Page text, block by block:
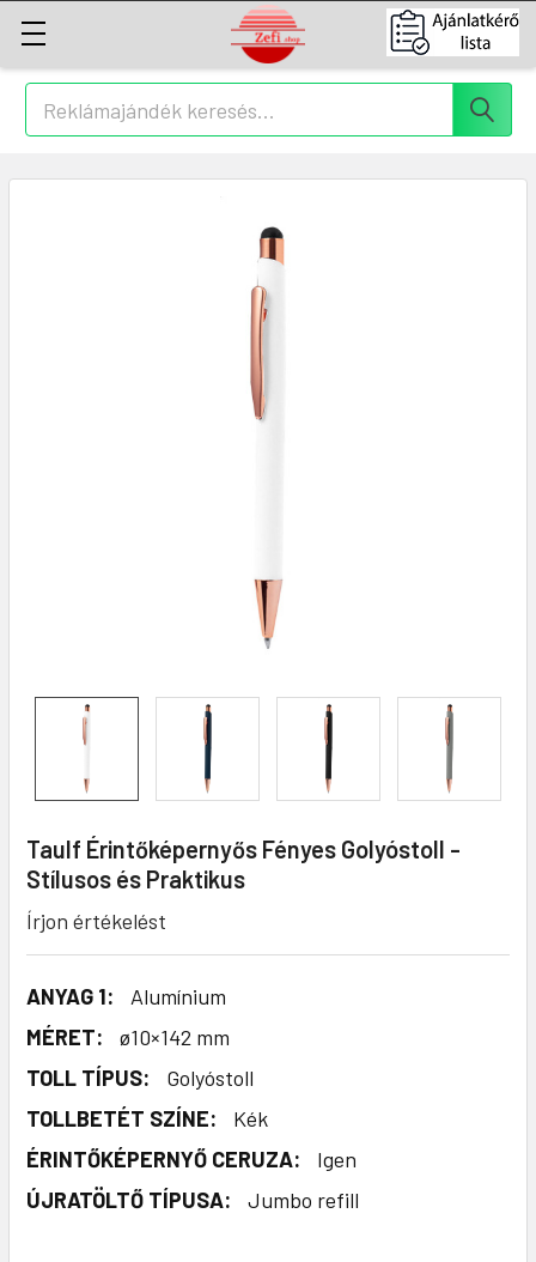
Keresés
Taulf Érintőképernyős Fényes Golyóstoll -
Stílusos és Praktikus
Írjon értékelést
ANYAG 1:
Alumínium
MÉRET:
ø10×142 mm
TOLL TÍPUS:
Golyóstoll
TOLLBETÉT SZÍNE:
Kék
ÉRINTŐKÉPERNYŐ CERUZA:
Igen
ÚJRATÖLTŐ TÍPUSA:
Jumbo refill